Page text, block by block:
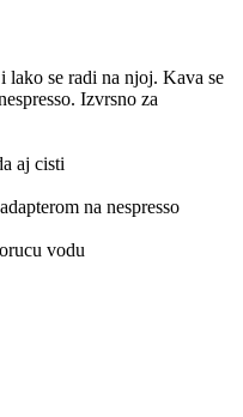
lako se radi na njoj. Kava se
Izvrsno za
aj cisti
na nespresso
vodu